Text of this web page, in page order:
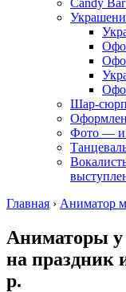
Candy
Шар-
Фото — и
Главная › Аниматор
Аниматоры
на праздник
р.